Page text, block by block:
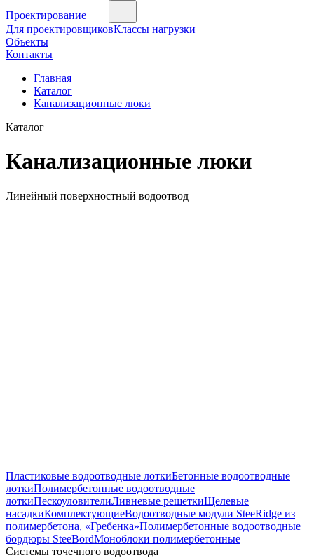
Проектирование
Для проектировщиковКлассы нагрузки
Объекты
Контакты
Главная
Каталог
Канализационные люки
Каталог
Канализационные люки
Линейный поверхностный водоотвод
Пластиковые водоотводные лоткиБетонные водоотводные
лоткиПолимербетонные водоотводные
лоткиПескоуловителиЛивневые решеткиЩелевые
насадкиКомплектующиеВодоотводные модули SteeRidge из
полимербетона, «Гребенка»Полимербетонные водоотводные
бордюры SteeBordМоноблоки полимербетонные
Системы точечного водоотвода